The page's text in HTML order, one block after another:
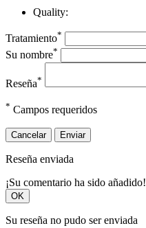
Quality:
Tratamiento*
Su nombre*
Reseña*
* Campos requeridos
Cancelar Enviar
Reseña enviada
¡Su comentario ha sido añadido!
OK
Su reseña no pudo ser enviada